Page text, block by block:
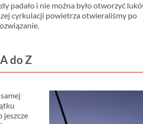
padało i nie można było otworzyć
cyrkulacji powietrza otwieraliśmy po
do Z
jeszcze